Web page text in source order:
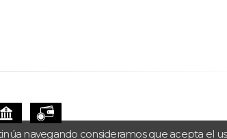
navegando consideramos que acepta el